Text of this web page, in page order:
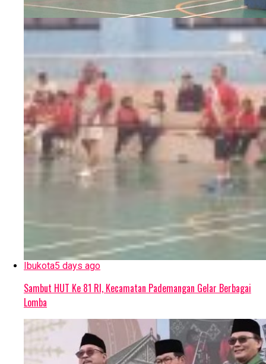
Ibukota5 days ago
Sambut HUT Ke 81 RI, Kecamatan Pademangan Gelar Berbagai
Lomba